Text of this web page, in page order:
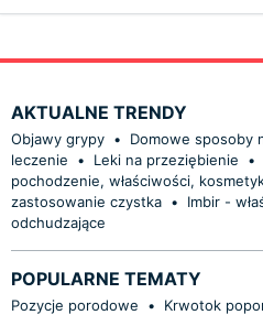
AKTUALNE TRENDY
Objawy grypy • Domowe sposoby
leczenie
• Leki na przeziębienie •
pochodzenie, właściwości,
zastosowanie czystka •
Imbir -
odchudzające
POPULARNE TEMATY
Pozycje porodowe • Krwotok